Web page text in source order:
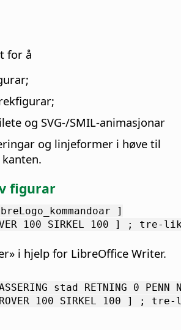
for å
og SVG-/SMIL-animasjonar
og linjeformer i høve til
figurar
]
100 SIRKEL 100 ] ; tre-
i hjelp for LibreOffice Writer.
stad RETNING 0 PENN
100 SIRKEL 100 ] ;